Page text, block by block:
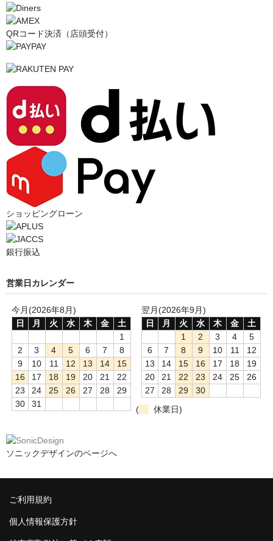
QRコード決済（店頭受付）
ショッピングローン
銀行振込
営業日カレンダー
今月(2026年8月)
日
月 火 水 木 金
土
1
2
3 4 5 6 7
8
9
10 11 12 13 14
15
16
17 18 19 20 21
22
23
24 25 26 27 28
29
30
31
翌月(2026年9月)
日
月 火 水 木 金
土
1
2 3 4
5
6
7 8 9 10 11
12
13
14 15 16 17 18
19
20
21 22 23 24 25
26
27
28 29
30
(
休業日)
ソニックデザインのページへ
ご利用規約
個人情報保護方針